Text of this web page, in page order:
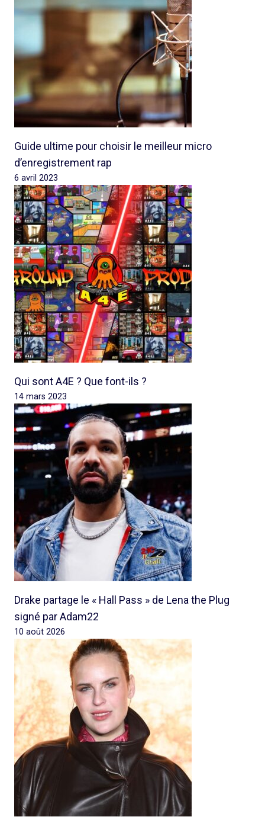
Guide ultime pour choisir le meilleur micro
d’enregistrement rap
6 avril 2023
Qui sont A4E ? Que font-ils ?
14 mars 2023
Drake partage le « Hall Pass » de Lena the Plug
signé par Adam22
10 août 2026